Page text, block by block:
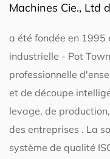
Machines Cie., Ltd
a été fondée en 1995
industrielle - Pot
professionnelle
et de découpe
levage, de
des entreprises . La
système de qualité